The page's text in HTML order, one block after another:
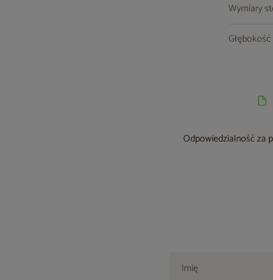
Wymiary
Odpowiedzialność za
Imię